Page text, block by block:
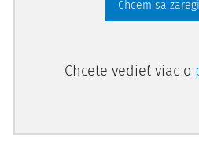
Chcem sa
Chcete vedieť viac o